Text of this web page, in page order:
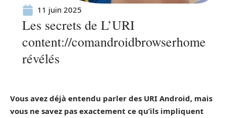
11 juin 2025
Les secrets de L’URI
content://comandroidbrowserhome
révélés
Vous avez déjà entendu parler des URI Android, mais
vous ne savez pas exactement ce qu’ils impliquent